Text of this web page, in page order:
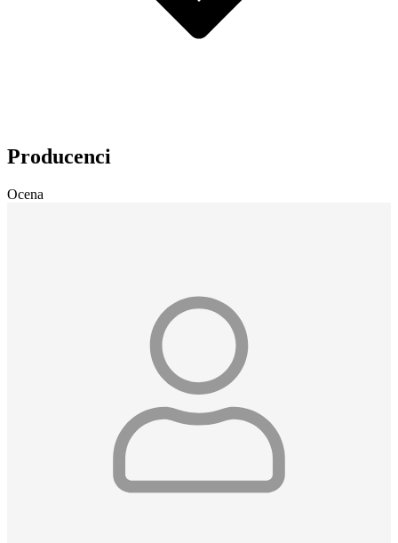
Producenci
Ocena